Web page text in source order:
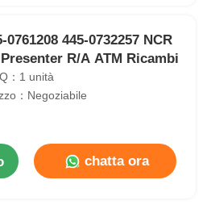
0761208 445-0732257 NCR
R/A ATM Ricambi
：1 unità
：Negoziabile
chatta ora